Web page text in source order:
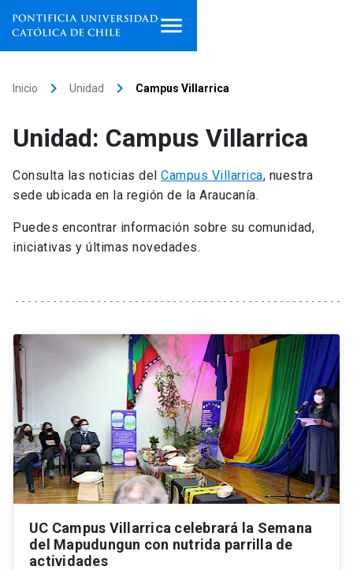
Facultades, escuelas e
institutos
Internacionalización launch
Universidad
Información para keyboard_arrow_down
Futuros estudiantes
Estudiantes
Académicos
Personal
Go to english site launch
ACCESOS DIRECTOS
Mi Cuenta UC launch
Inicio keyboard_arrow_right Unidad keyboard_arrow_right Campus Villarrica
Unidad: Campus Villarrica
Consulta las noticias del Campus Villarrica, nuestra
sede ubicada en la región de la Araucanía.
Puedes encontrar información sobre su comunidad,
iniciativas y últimas novedades.
UC Campus Villarrica celebrará la Semana
del Mapudungun con nutrida parrilla de
actividades